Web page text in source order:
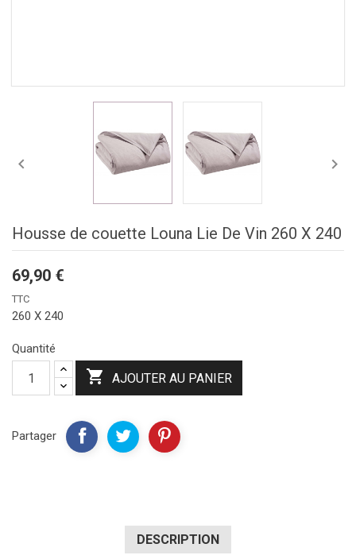
 
Housse de couette Louna Lie De Vin 260 X 240
69,90 €
TTC
260 X 240
Quantité
 AJOUTER AU PANIER
Partager
DESCRIPTION